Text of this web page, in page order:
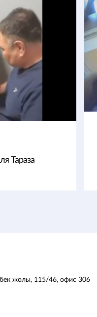
Тараза
жолы, 115/46, офис 306